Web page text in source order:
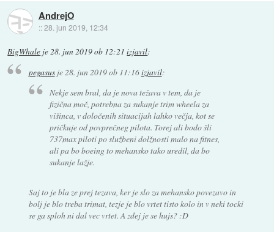
AndrejO
::28. jun 2019, 12:34
BigWhale je28. jun 2019 ob 12:21 izjavil:
pegasusje28. jun 2019 ob 11:16izjavil:
Nekje sem bral, da je nova težava v tem, da je
fizična moč, potrebna za sukanje trim wheela za
višinca, v določenih situacijah lahko večja, kot se
pričkuje od povprečneg pilota. Torej ali bodo šli
737max piloti po službeni dolžnosti malo na fitnes,
ali pa bo boeing to mehansko tako uredil, da bo
sukanje lažje.
Saj to je bla ze prej tezava, ker je slo za mehansko povezavo in
bolj je blo treba trimat, tezje je blo vrtet tisto kolo in v neki tocki
se ga sploh ni dal vec vrtet. A zdej je se hujs? :D